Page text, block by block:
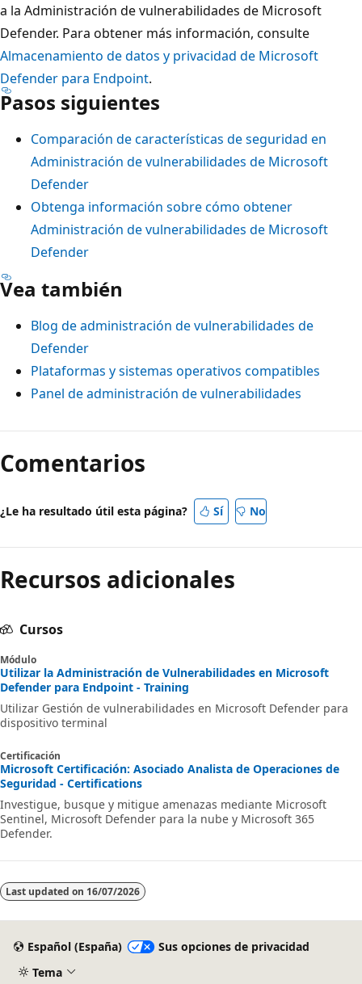
a la Administración de vulnerabilidades de Microsoft
Defender. Para obtener más información, consulte
Almacenamiento de datos y privacidad de Microsoft
Defender para Endpoint.
Pasos siguientes
Comparación de características de seguridad en
Administración de vulnerabilidades de Microsoft
Defender
Obtenga información sobre cómo obtener
Administración de vulnerabilidades de Microsoft
Defender
Vea también
Blog de administración de vulnerabilidades de
Defender
Plataformas y sistemas operativos compatibles
Panel de administración de vulnerabilidades
Comentarios
¿Le ha resultado útil esta página? Sí No
Recursos adicionales
Cursos
Módulo
Utilizar la Administración de Vulnerabilidades en Microsoft
Defender para Endpoint - Training
Utilizar Gestión de vulnerabilidades en Microsoft Defender para
dispositivo terminal
Certificación
Microsoft Certificación: Asociado Analista de Operaciones de
Seguridad - Certifications
Investigue, busque y mitigue amenazas mediante Microsoft
Sentinel, Microsoft Defender para la nube y Microsoft 365
Defender.
Last updated on 16/07/2026
Español (España)
Sus opciones de privacidad
Tema